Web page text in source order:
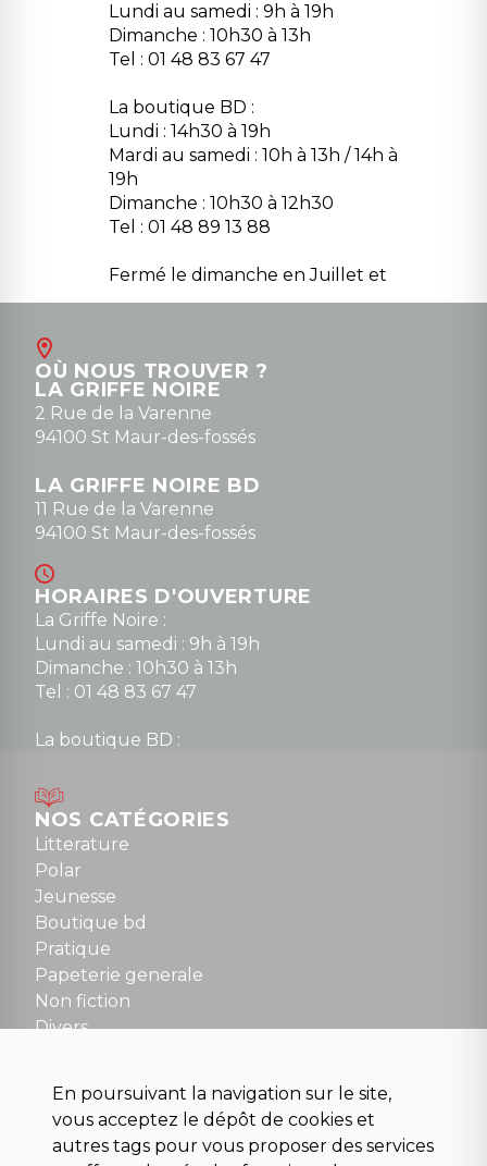
Lundi au samedi : 9h à 19h
Dimanche : 10h30 à 13h
Tel : 01 48 83 67 47
La boutique BD :
Lundi : 14h30 à 19h
Mardi au samedi : 10h à 13h / 14h à
19h
Dimanche : 10h30 à 12h30
Tel : 01 48 89 13 88
Fermé le dimanche en Juillet et
Août
contact@la-griffe-noire.com
0148836747
OÙ NOUS TROUVER ?
LA GRIFFE NOIRE
2 Rue de la Varenne
94100 St Maur-des-fossés
LA GRIFFE NOIRE BD
11 Rue de la Varenne
94100 St Maur-des-fossés
HORAIRES D'OUVERTURE
La Griffe Noire :
Lundi au samedi : 9h à 19h
Dimanche : 10h30 à 13h
Tel : 01 48 83 67 47
La boutique BD :
Mardi au samedi : 10h à 13h / 14h à 19h
Dimanche : 10h30 à 12h30
Tel : 01 48 89 13 88
Fermé le dimanche en Juillet et Août
NOUS CONTACTER
contact@la-griffe-noire.com
NOS CATÉGORIES
Litterature
Polar
Jeunesse
Boutique bd
Pratique
Papeterie generale
Non fiction
Divers
Para scolaire
Histoire
Pochoteque
En poursuivant la navigation sur le site,
vous acceptez le dépôt de cookies et
autres tags pour vous proposer des services